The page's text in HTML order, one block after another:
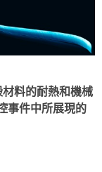
料的耐熱和機械
事件中所展現的